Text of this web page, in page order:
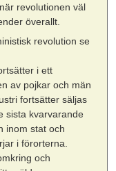
revolutionen väl
överallt.
revolution se
i ett
av pojkar och män
fortsätter säljas
sista kvarvarande
inom stat och
i förorterna.
och